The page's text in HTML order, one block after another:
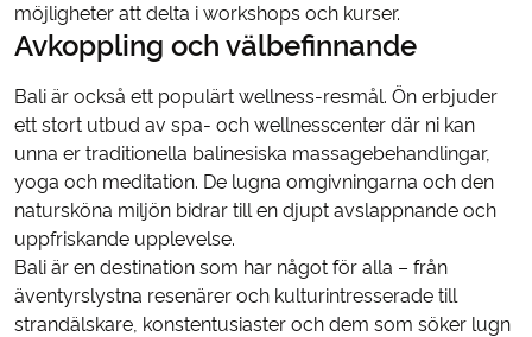
möjligheter att delta i workshops och kurser.
Avkoppling och välbefinnande
Bali är också ett populärt wellness-resmål. Ön erbjuder
ett stort utbud av spa- och wellnesscenter där ni kan
unna er traditionella balinesiska massagebehandlingar,
yoga och meditation. De lugna omgivningarna och den
natursköna miljön bidrar till en djupt avslappnande och
uppfriskande upplevelse.
Bali är en destination som har något för alla – från
äventyrslystna resenärer och kulturintresserade till
strandälskare, konstentusiaster och dem som söker lugn